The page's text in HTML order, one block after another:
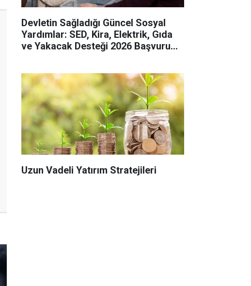
Devletin Sağladığı Güncel Sosyal
Yardımlar: SED, Kira, Elektrik, Gıda
ve Yakacak Desteği 2026 Başvuru
Uzun Vadeli Yatırım Stratejileri